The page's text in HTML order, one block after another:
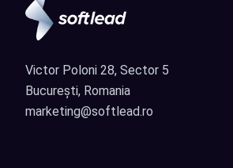
Victor Poloni 28, Sector 5
București, Romania
marketing@softlead.ro